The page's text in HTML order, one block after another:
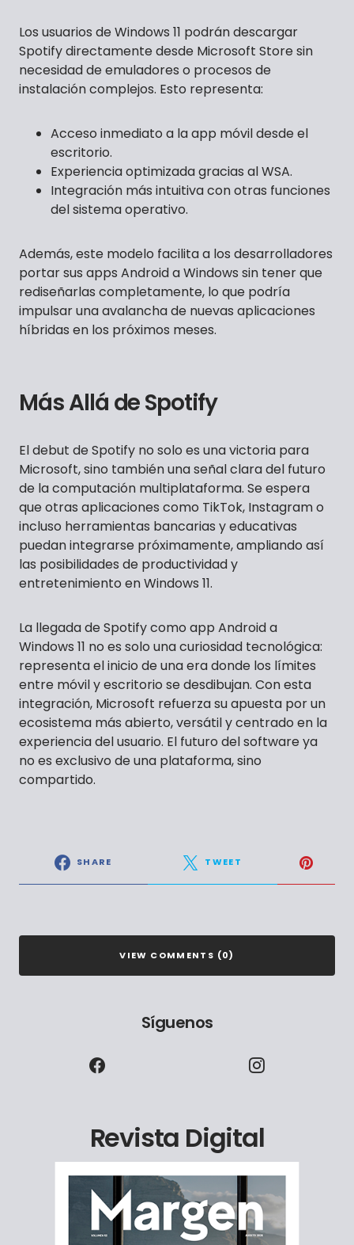
Los usuarios de Windows 11 podrán descargar
Spotify directamente desde Microsoft Store sin
necesidad de emuladores o procesos de
instalación complejos. Esto representa:
Acceso inmediato a la app móvil desde el
escritorio.
Experiencia optimizada gracias al WSA.
Integración más intuitiva con otras funciones
del sistema operativo.
Además, este modelo facilita a los desarrolladores
portar sus apps Android a Windows sin tener que
rediseñarlas completamente, lo que podría
impulsar una avalancha de nuevas aplicaciones
híbridas en los próximos meses.
Más Allá de Spotify
El debut de Spotify no solo es una victoria para
Microsoft, sino también una señal clara del futuro
de la computación multiplataforma. Se espera
que otras aplicaciones como TikTok, Instagram o
incluso herramientas bancarias y educativas
puedan integrarse próximamente, ampliando así
las posibilidades de productividad y
entretenimiento en Windows 11.
La llegada de Spotify como app Android a
Windows 11 no es solo una curiosidad tecnológica:
representa el inicio de una era donde los límites
entre móvil y escritorio se desdibujan. Con esta
integración, Microsoft refuerza su apuesta por un
ecosistema más abierto, versátil y centrado en la
experiencia del usuario. El futuro del software ya
no es exclusivo de una plataforma, sino
compartido.
SHARE TWEET
VIEW COMMENTS (0)
Síguenos
Revista Digital